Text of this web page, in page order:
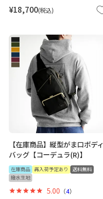
¥18,700 税込
【在庫商品】縦型がま口ボディ
バッグ【コーデュラ(R)】
在庫商品 再入荷予定あり
送料無料
撥水生地
5.00 （4）